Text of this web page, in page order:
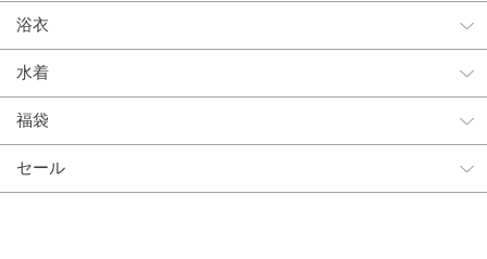
浴衣
水着
福袋
セール